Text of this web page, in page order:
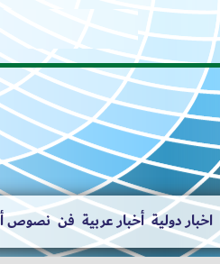
اخبار دولية أخبار عربية فن نصوص